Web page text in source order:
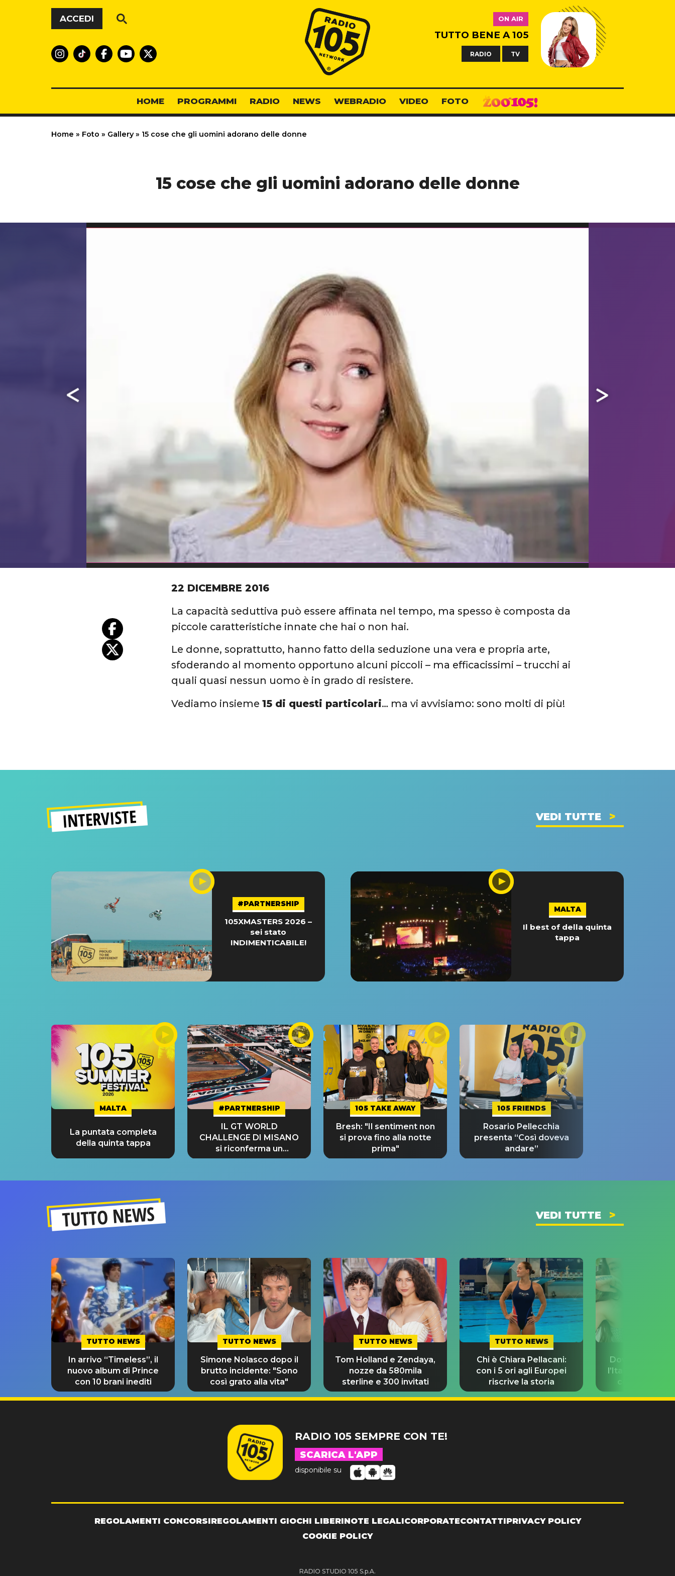
Vai al contenuto
ACCEDI
Radio 105
ON AIR
TUTTO BENE A 105
RADIO TV
HOME PROGRAMMI RADIO NEWS WEBRADIO VIDEO FOTO
Home » Foto » Gallery » 15 cose che gli uomini adorano delle donne
15 cose che gli uomini adorano delle donne
22 DICEMBRE 2016
La capacità seduttiva può essere affinata nel tempo, ma spesso è composta da
piccole caratteristiche innate che hai o non hai.
Le donne, soprattutto, hanno fatto della seduzione una vera e propria arte,
sfoderando al momento opportuno alcuni piccoli – ma efficacissimi – trucchi ai
quali quasi nessun uomo è in grado di resistere.
Vediamo insieme15 di questi particolari… ma vi avvisiamo: sono molti di più!
INTERVISTE VEDI TUTTE
#PARTNERSHIP
105XMASTERS 2026 –
sei stato
INDIMENTICABILE!
MALTA
Il best of della quinta
tappa
MALTA
La puntata completa
della quinta tappa
#PARTNERSHIP
IL GT WORLD
CHALLENGE DI MISANO
si riconferma un
GRANDE SUCCESSO!
105 TAKE AWAY
Bresh: "Il sentiment non
si prova fino alla notte
prima"
105 FRIENDS
Rosario Pellecchia
presenta “Così doveva
andare”
TUTTO NEWS VEDI TUTTE
TUTTO NEWS
In arrivo “Timeless”, il
nuovo album di Prince
con 10 brani inediti
TUTTO NEWS
Simone Nolasco dopo il
brutto incidente: "Sono
così grato alla vita"
TUTTO NEWS
Tom Holland e Zendaya,
nozze da 580mila
sterline e 300 invitati
TUTTO NEWS
Chi è Chiara Pellacani:
con i 5 ori agli Europei
riscrive la storia
Dove Cameron
l’Italia prima
con Damiano
RADIO 105 SEMPRE CON TE!
SCARICA L'APP
disponibile su
REGOLAMENTI CONCORSIREGOLAMENTI GIOCHI LIBERINOTE LEGALICORPORATECONTATTIPRIVACY POLICY
COOKIE POLICY
RADIO STUDIO 105 S.p.A.